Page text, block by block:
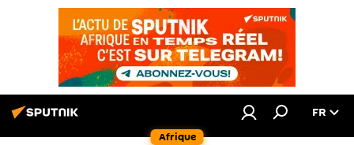
Afrique
FR